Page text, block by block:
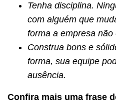
Tenha disciplina.
com alguém que
forma a empresa
Construa bons e
forma, sua equipe
ausência.
Confira mais uma frase